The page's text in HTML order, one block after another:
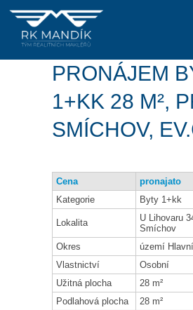
PRONÁJEM
1+KK 28 M²,
SMÍCHOV,
Cena
pronajato
Kategorie
Byty 1+kk
Lokalita
U Lihovaru
Smíchov
Okres
území
Vlastnictví
Osobní
Užitná plocha
28 m²
Podlahová plocha
28 m²